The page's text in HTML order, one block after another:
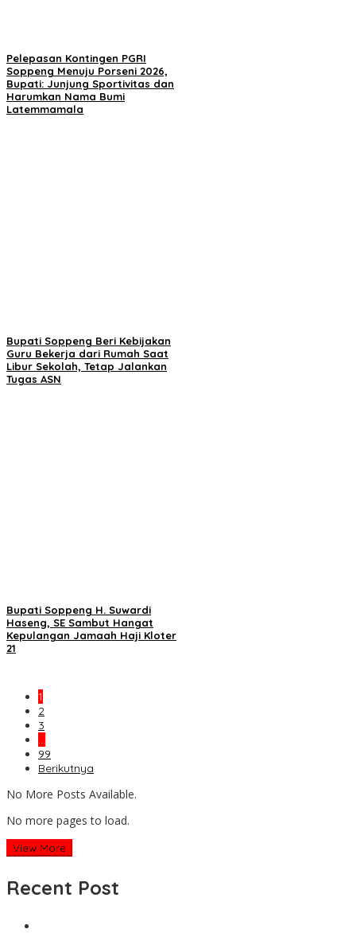
Pelepasan Kontingen PGRI
Soppeng Menuju Porseni 2026,
Bupati: Junjung Sportivitas dan
Harumkan Nama Bumi
Latemmamala
Bupati Soppeng Beri Kebijakan
Guru Bekerja dari Rumah Saat
Libur Sekolah, Tetap Jalankan
Tugas ASN
Bupati Soppeng H. Suwardi
Haseng, SE Sambut Hangat
Kepulangan Jamaah Haji Kloter
21
1
2
3
…
99
Berikutnya
No More Posts Available.
No more pages to load.
View More
Recent Post